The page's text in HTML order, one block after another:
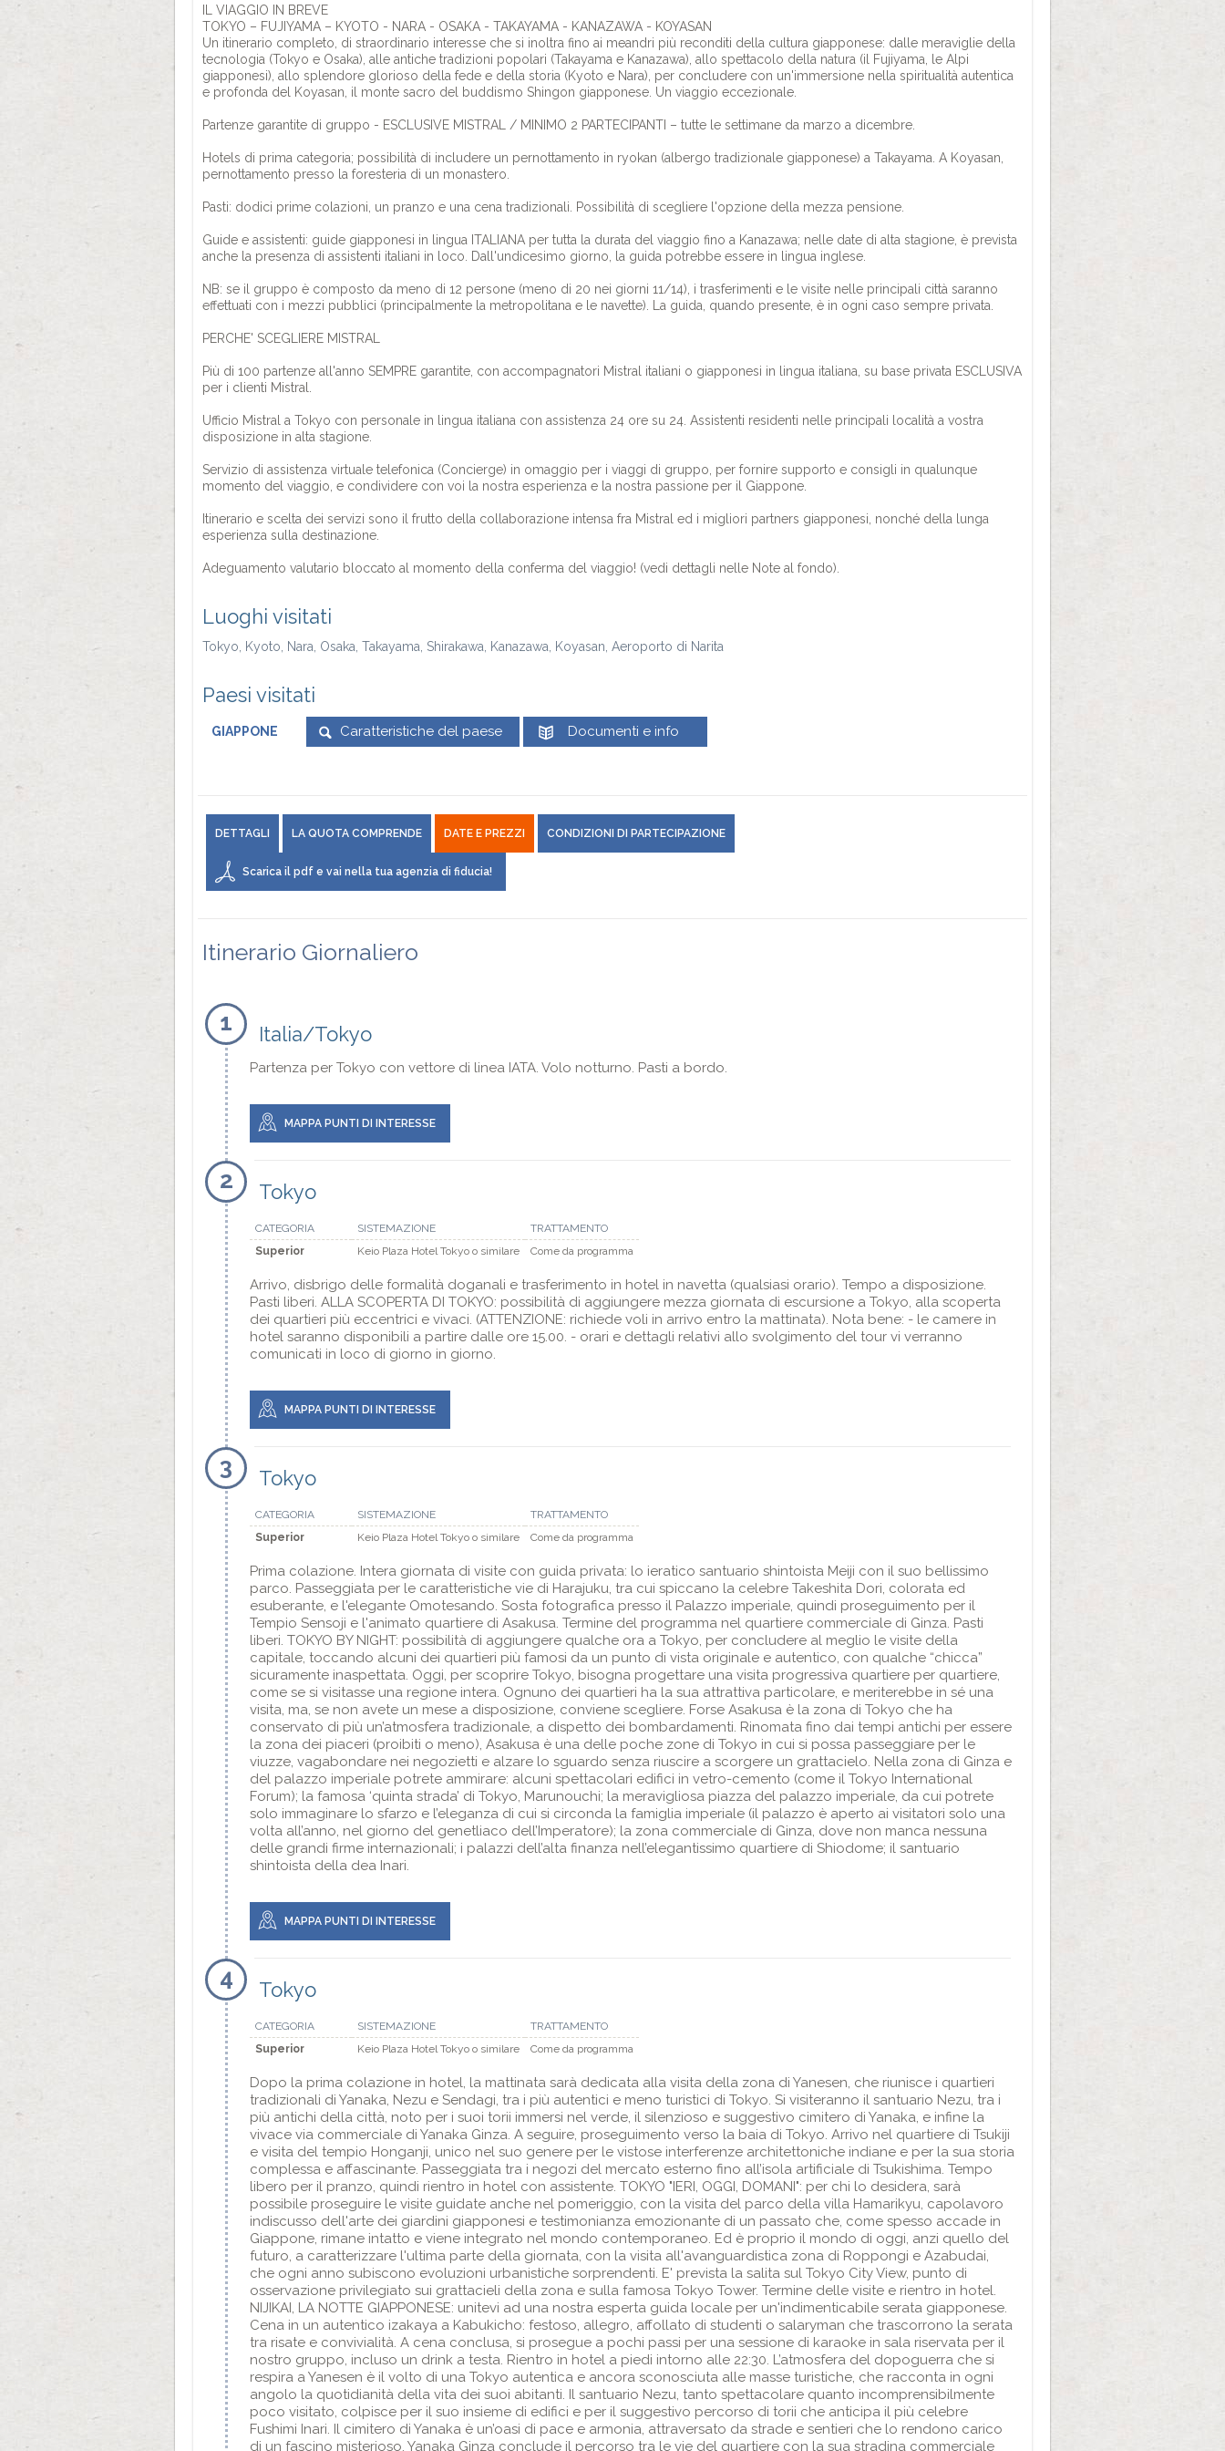
IL VIAGGIO IN BREVE
TOKYO – FUJIYAMA – KYOTO - NARA - OSAKA - TAKAYAMA - KANAZAWA - KOYASAN
Un itinerario completo, di straordinario interesse che si inoltra fino ai meandri più reconditi della cultura giapponese: dalle meraviglie della
tecnologia (Tokyo e Osaka), alle antiche tradizioni popolari (Takayama e Kanazawa), allo spettacolo della natura (il Fujiyama, le Alpi
giapponesi), allo splendore glorioso della fede e della storia (Kyoto e Nara), per concludere con un'immersione nella spiritualità autentica
e profonda del Koyasan, il monte sacro del buddismo Shingon giapponese. Un viaggio eccezionale.
Partenze garantite di gruppo - ESCLUSIVE MISTRAL / MINIMO 2 PARTECIPANTI – tutte le settimane da marzo a dicembre.
Hotels di prima categoria; possibilità di includere un pernottamento in ryokan (albergo tradizionale giapponese) a Takayama. A Koyasan,
pernottamento presso la foresteria di un monastero.
Pasti: dodici prime colazioni, un pranzo e una cena tradizionali. Possibilità di scegliere l'opzione della mezza pensione.
Guide e assistenti: guide giapponesi in lingua ITALIANA per tutta la durata del viaggio fino a Kanazawa; nelle date di alta stagione, è prevista
anche la presenza di assistenti italiani in loco. Dall'undicesimo giorno, la guida potrebbe essere in lingua inglese.
NB: se il gruppo è composto da meno di 12 persone (meno di 20 nei giorni 11/14), i trasferimenti e le visite nelle principali città saranno
effettuati con i mezzi pubblici (principalmente la metropolitana e le navette). La guida, quando presente, è in ogni caso sempre privata.
PERCHE' SCEGLIERE MISTRAL
Più di 100 partenze all'anno SEMPRE garantite, con accompagnatori Mistral italiani o giapponesi in lingua italiana, su base privata ESCLUSIVA
per i clienti Mistral.
Ufficio Mistral a Tokyo con personale in lingua italiana con assistenza 24 ore su 24. Assistenti residenti nelle principali località a vostra
disposizione in alta stagione.
Servizio di assistenza virtuale telefonica (Concierge) in omaggio per i viaggi di gruppo, per fornire supporto e consigli in qualunque
momento del viaggio, e condividere con voi la nostra esperienza e la nostra passione per il Giappone.
Itinerario e scelta dei servizi sono il frutto della collaborazione intensa fra Mistral ed i migliori partners giapponesi, nonché della lunga
esperienza sulla destinazione.
Adeguamento valutario bloccato al momento della conferma del viaggio! (vedi dettagli nelle Note al fondo).
Luoghi visitati
Tokyo, Kyoto, Nara, Osaka, Takayama, Shirakawa, Kanazawa, Koyasan, Aeroporto di Narita
Paesi visitati
GIAPPONE Caratteristiche del paese Documenti e info
DETTAGLI LA QUOTA COMPRENDE DATE E PREZZI CONDIZIONI DI PARTECIPAZIONE
Scarica il pdf e vai nella tua agenzia di fiducia!
Itinerario Giornaliero
1 Italia/Tokyo
Partenza per Tokyo con vettore di linea IATA. Volo notturno. Pasti a bordo.
MAPPA PUNTI DI INTERESSE
2 Tokyo
CATEGORIA SISTEMAZIONE
TRATTAMENTO
Superior
Keio Plaza Hotel Tokyo o similare Come da programma
Arrivo, disbrigo delle formalità doganali e trasferimento in hotel in navetta (qualsiasi orario). Tempo a disposizione.
Pasti liberi. ALLA SCOPERTA DI TOKYO: possibilità di aggiungere mezza giornata di escursione a Tokyo, alla scoperta
dei quartieri più eccentrici e vivaci. (ATTENZIONE: richiede voli in arrivo entro la mattinata). Nota bene: - le camere in
hotel saranno disponibili a partire dalle ore 15.00. - orari e dettagli relativi allo svolgimento del tour vi verranno
comunicati in loco di giorno in giorno.
MAPPA PUNTI DI INTERESSE
3 Tokyo
CATEGORIA SISTEMAZIONE
TRATTAMENTO
Superior
Keio Plaza Hotel Tokyo o similare Come da programma
Prima colazione. Intera giornata di visite con guida privata: lo ieratico santuario shintoista Meiji con il suo bellissimo
parco. Passeggiata per le caratteristiche vie di Harajuku, tra cui spiccano la celebre Takeshita Dori, colorata ed
esuberante, e l'elegante Omotesando. Sosta fotografica presso il Palazzo imperiale, quindi proseguimento per il
Tempio Sensoji e l'animato quartiere di Asakusa. Termine del programma nel quartiere commerciale di Ginza. Pasti
liberi. TOKYO BY NIGHT: possibilità di aggiungere qualche ora a Tokyo, per concludere al meglio le visite della
capitale, toccando alcuni dei quartieri più famosi da un punto di vista originale e autentico, con qualche “chicca”
sicuramente inaspettata. Oggi, per scoprire Tokyo, bisogna progettare una visita progressiva quartiere per quartiere,
come se si visitasse una regione intera. Ognuno dei quartieri ha la sua attrattiva particolare, e meriterebbe in sé una
visita, ma, se non avete un mese a disposizione, conviene scegliere. Forse Asakusa è la zona di Tokyo che ha
conservato di più un’atmosfera tradizionale, a dispetto dei bombardamenti. Rinomata fino dai tempi antichi per essere
la zona dei piaceri (proibiti o meno), Asakusa è una delle poche zone di Tokyo in cui si possa passeggiare per le
viuzze, vagabondare nei negozietti e alzare lo sguardo senza riuscire a scorgere un grattacielo. Nella zona di Ginza e
del palazzo imperiale potrete ammirare: alcuni spettacolari edifici in vetro-cemento (come il Tokyo International
Forum); la famosa ‘quinta strada’ di Tokyo, Marunouchi; la meravigliosa piazza del palazzo imperiale, da cui potrete
solo immaginare lo sfarzo e l’eleganza di cui si circonda la famiglia imperiale (il palazzo è aperto ai visitatori solo una
volta all’anno, nel giorno del genetliaco dell’Imperatore); la zona commerciale di Ginza, dove non manca nessuna
delle grandi firme internazionali; i palazzi dell’alta finanza nell’elegantissimo quartiere di Shiodome; il santuario
shintoista della dea Inari.
MAPPA PUNTI DI INTERESSE
4 Tokyo
CATEGORIA SISTEMAZIONE
TRATTAMENTO
Superior
Keio Plaza Hotel Tokyo o similare Come da programma
Dopo la prima colazione in hotel, la mattinata sarà dedicata alla visita della zona di Yanesen, che riunisce i quartieri
tradizionali di Yanaka, Nezu e Sendagi, tra i più autentici e meno turistici di Tokyo. Si visiteranno il santuario Nezu, tra i
più antichi della città, noto per i suoi torii immersi nel verde, il silenzioso e suggestivo cimitero di Yanaka, e infine la
vivace via commerciale di Yanaka Ginza. A seguire, proseguimento verso la baia di Tokyo. Arrivo nel quartiere di Tsukiji
e visita del tempio Honganji, unico nel suo genere per le vistose interferenze architettoniche indiane e per la sua storia
complessa e affascinante. Passeggiata tra i negozi del mercato esterno fino all’isola artificiale di Tsukishima. Tempo
libero per il pranzo, quindi rientro in hotel con assistente. TOKYO "IERI, OGGI, DOMANI": per chi lo desidera, sarà
possibile proseguire le visite guidate anche nel pomeriggio, con la visita del parco della villa Hamarikyu, capolavoro
indiscusso dell'arte dei giardini giapponesi e testimonianza emozionante di un passato che, come spesso accade in
Giappone, rimane intatto e viene integrato nel mondo contemporaneo. Ed è proprio il mondo di oggi, anzi quello del
futuro, a caratterizzare l'ultima parte della giornata, con la visita all'avanguardistica zona di Roppongi e Azabudai,
che ogni anno subiscono evoluzioni urbanistiche sorprendenti. E' prevista la salita sul Tokyo City View, punto di
osservazione privilegiato sui grattacieli della zona e sulla famosa Tokyo Tower. Termine delle visite e rientro in hotel.
NIJIKAI, LA NOTTE GIAPPONESE: unitevi ad una nostra esperta guida locale per un'indimenticabile serata giapponese.
Cena in un autentico izakaya a Kabukicho: festoso, allegro, affollato di studenti o salaryman che trascorrono la serata
tra risate e convivialità. A cena conclusa, si prosegue a pochi passi per una sessione di karaoke in sala riservata per il
nostro gruppo, incluso un drink a testa. Rientro in hotel a piedi intorno alle 22:30. L’atmosfera del dopoguerra che si
respira a Yanesen è il volto di una Tokyo autentica e ancora sconosciuta alle masse turistiche, che racconta in ogni
angolo la quotidianità della vita dei suoi abitanti. Il santuario Nezu, tanto spettacolare quanto incomprensibilmente
poco visitato, colpisce per il suo insieme di edifici e per il suggestivo percorso di torii che anticipa il più celebre
Fushimi Inari. Il cimitero di Yanaka è un’oasi di pace e armonia, attraversato da strade e sentieri che lo rendono carico
di un fascino misterioso. Yanaka Ginza conclude il percorso tra le vie del quartiere con la sua stradina commerciale